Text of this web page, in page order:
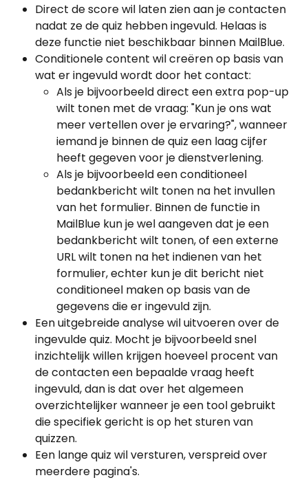
Direct de score wil laten zien aan je contacten
nadat ze de quiz hebben ingevuld. Helaas is
deze functie niet beschikbaar binnen MailBlue.
Conditionele content wil creëren op basis van
wat er ingevuld wordt door het contact:
Als je bijvoorbeeld direct een extra pop-up
wilt tonen met de vraag: "Kun je ons wat
meer vertellen over je ervaring?", wanneer
iemand je binnen de quiz een laag cijfer
heeft gegeven voor je dienstverlening.
Als je bijvoorbeeld een conditioneel
bedankbericht wilt tonen na het invullen
van het formulier. Binnen de functie in
MailBlue kun je wel aangeven dat je een
bedankbericht wilt tonen, of een externe
URL wilt tonen na het indienen van het
formulier, echter kun je dit bericht niet
conditioneel maken op basis van de
gegevens die er ingevuld zijn.
Een uitgebreide analyse wil uitvoeren over de
ingevulde quiz. Mocht je bijvoorbeeld snel
inzichtelijk willen krijgen hoeveel procent van
de contacten een bepaalde vraag heeft
ingevuld, dan is dat over het algemeen
overzichtelijker wanneer je een tool gebruikt
die specifiek gericht is op het sturen van
quizzen.
Een lange quiz wil versturen, verspreid over
meerdere pagina's.